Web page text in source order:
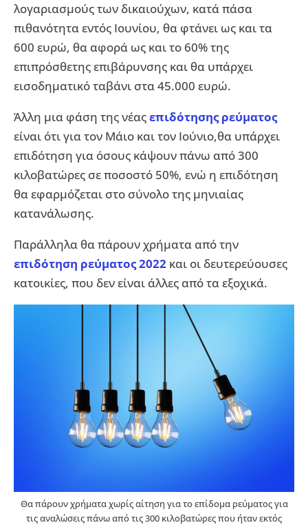
λογαριασμούς των δικαιούχων, κατά πάσα
πιθανότητα εντός Ιουνίου, θα φτάνει ως και τα
600 ευρώ, θα αφορά ως και το 60% της
επιπρόσθετης επιβάρυνσης και θα υπάρχει
εισοδηματικό ταβάνι στα 45.000 ευρώ.
Άλλη μια φάση της νέαςεπιδότησης ρεύματος
είναι ότι για τον Μάιο και τον Ιούνιο,θα υπάρχει
επιδότηση για όσους κάψουν πάνω από 300
κιλοβατώρες σε ποσοστό 50%, ενώ η επιδότηση
θα εφαρμόζεται στο σύνολο της μηνιαίας
κατανάλωσης.
Παράλληλα θα πάρουν χρήματα από την
επιδότηση ρεύματος 2022 και οι δευτερεύουσες
κατοικίες, που δεν είναι άλλες από τα εξοχικά.
Θα πάρουν χρήματα χωρίς αίτηση για το επίδομα ρεύματος για
τις αναλώσεις πάνω από τις 300 κιλοβατώρες που ήταν εκτός